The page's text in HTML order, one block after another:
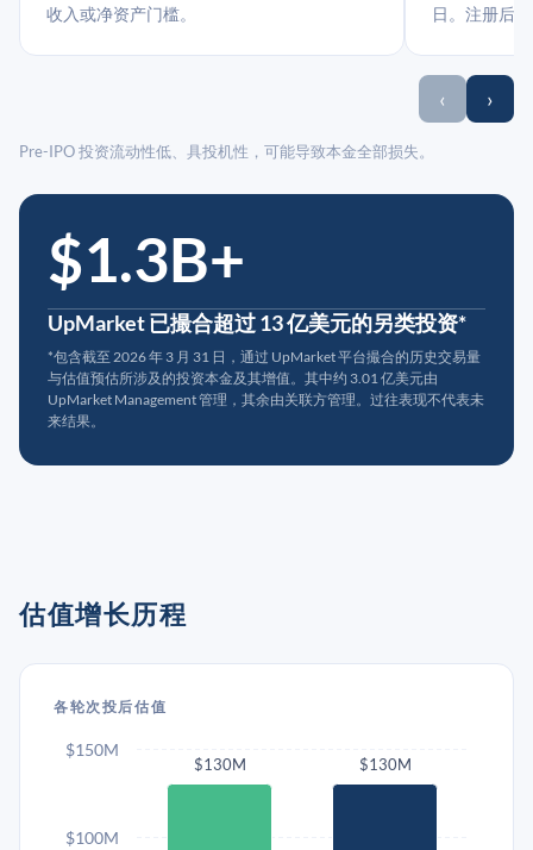
收入或净资产门槛。
日。注册后
‹ ›
Pre-IPO 投资流动性低、具投机性，可能导致本金全部损失。
$1.3B+
UpMarket 已撮合超过 13 亿美元的另类投资*
*包含截至 2026 年 3 月 31 日，通过 UpMarket 平台撮合的历史交易量
与估值预估所涉及的投资本金及其增值。其中约 3.01 亿美元由
UpMarket Management 管理，其余由关联方管理。过往表现不代表未
来结果。
估值增长历程
各轮次投后估值
$130M $130M
$100M
$150M